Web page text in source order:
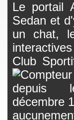
Le portail
Sedan et
un chat,
Club